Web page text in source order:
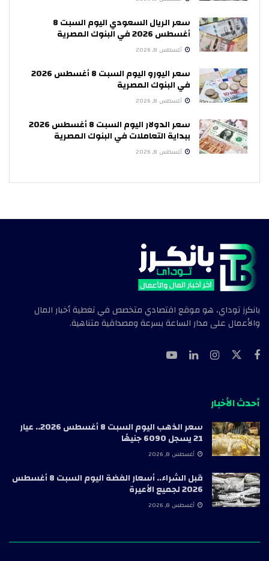
سعر الريال السعودي اليوم السبت 8
أغسطس 2026 في البنوك المصرية
أغسطس 8, 2026
سعر اليورو اليوم السبت 8 أغسطس 2026
في البنوك المصرية
أغسطس 8, 2026
سعر الدولار اليوم السبت 8 أغسطس 2026
ببداية التعاملات في البنوك المصرية
أغسطس 8, 2026
بانكرز توداي، هو موقع اقتصادي متخصص في تغطية أخبار المال
والأعمال على مدار الساعة بسرعة ومصداقية متناهية.
أحدث الأخبار
سعر الذهب اليوم السبت 8 أغسطس 2026.. عيار
21 يسجل 6090 جنيهًا
أغسطس 8, 2026
قبل الشراء.. أسعار الفضة اليوم السبت 8 أغسطس
2026 لجميع الأعيرة
أغسطس 8, 2026